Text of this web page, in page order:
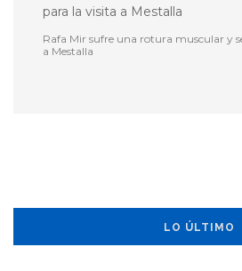
Rafa Mir sufre una rotura muscular y
a Mestalla
LO ÚLTIMO